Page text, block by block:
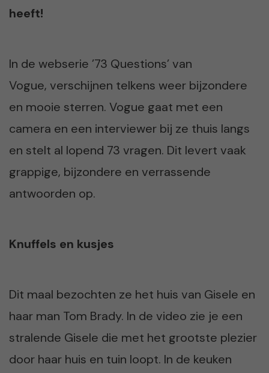
heeft!
In de webserie ’73 Questions’ van
Vogue, verschijnen telkens weer bijzondere
en mooie sterren. Vogue gaat met een
camera en een interviewer bij ze thuis langs
en stelt al lopend 73 vragen. Dit levert vaak
grappige, bijzondere en verrassende
antwoorden op.
Knuffels en kusjes
Dit maal bezochten ze het huis van Gisele en
haar man Tom Brady. In de video zie je een
stralende Gisele die met het grootste plezier
door haar huis en tuin loopt. In de keuken